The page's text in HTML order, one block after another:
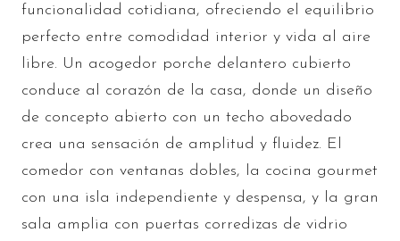
funcionalidad cotidiana, ofreciendo el equilibrio
perfecto entre comodidad interior y vida al aire
libre. Un acogedor porche delantero cubierto
conduce al corazón de la casa, donde un diseño
de concepto abierto con un techo abovedado
crea una sensación de amplitud y fluidez. El
comedor con ventanas dobles, la cocina gourmet
con una isla independiente y despensa, y la gran
sala amplia con puertas corredizas de vidrio